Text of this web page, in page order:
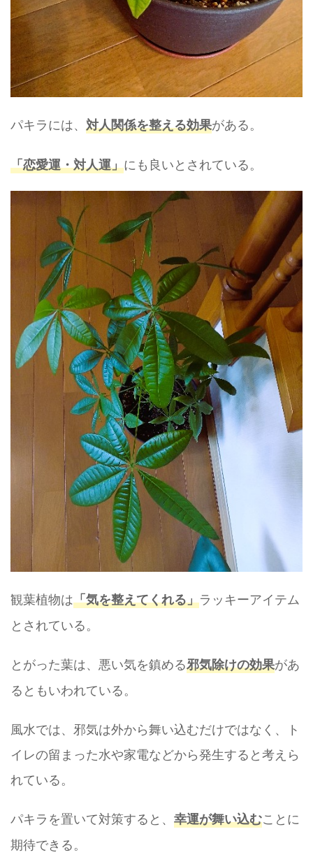
パキラには、 対人関係を整える効果がある。
「恋愛運・対人運」にも良いとされている。
観葉植物は「気を整えてくれる」ラッキーアイテム
とされている。
とがった葉は、悪い気を鎮める邪気除けの効果があ
るともいわれている。
風水では、邪気は外から舞い込むだけではなく、ト
イレの留まった水や家電などから発生すると考えら
れている。
パキラを置いて対策すると、 幸運が舞い込むことに
期待できる。